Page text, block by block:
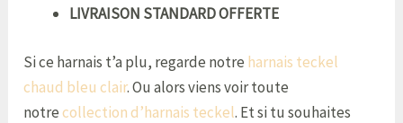
LIVRAISON STANDARD OFFERTE
Si ce harnais t’a plu, regarde notre harnais teckel
chaud bleu clair. Ou alors viens voir toute
notrecollection d’harnais teckel. Et si tu souhaites